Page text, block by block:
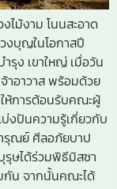
ม้งาม โนนสะอาด
งบุญในโอกาสปี
ง เขาใหญ่ เมื่อวัน
าอาวาส พร้อมด้วย
ห้การต้อนรับคณะผู้
งปันความรู้เกี่ยวกับ
รุณย์ ศีลอภัยบาป
ษได้ร่วมพิธีมิสซา
กัน จากนั้นคณะได้